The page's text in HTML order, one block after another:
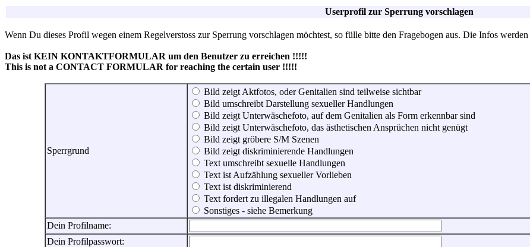
Userprofil zur Sperrung vorschlagen
Wenn Du dieses Profil wegen einem Regelverstoss zur Sperrung vorschlagen möchtest, so fülle bitte den Fragebogen aus. Die Infos
Das ist KEIN KONTAKTFORMULAR um den Benutzer zu erreichen !!!!!
This is not a CONTACT FORMULAR for reaching the certain user !!!!!
Sperrgrund
Bild zeigt Aktfotos, oder Genitalien sind teilweise sichtbar
Bild umschreibt Darstellung sexueller Handlungen
Bild zeigt Unterwäschefoto, auf dem Genitalien als Form erkennbar sind
Bild zeigt Unterwäschefoto, das ästhetischen Ansprüchen nicht genügt
Bild zeigt gröbere S/M Szenen
Bild zeigt diskriminierende Handlungen
Text umschreibt sexuelle Handlungen
Text ist Aufzählung sexueller Vorlieben
Text ist diskriminierend
Text fordert zu illegalen Handlungen auf
Sonstiges - siehe Bemerkung
Dein Profilname:
Dein Profilpasswort: